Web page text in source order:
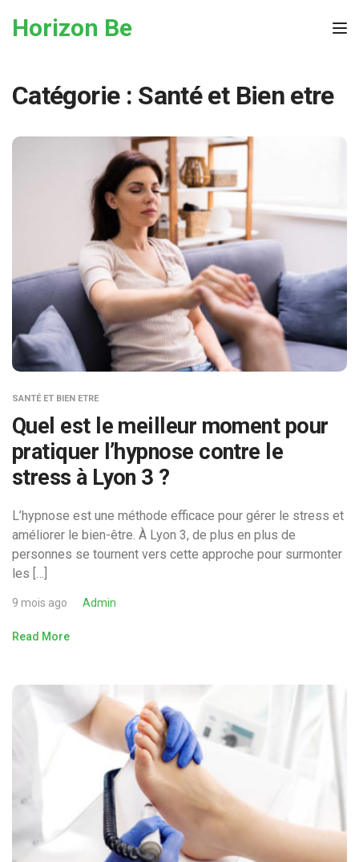
Horizon Be
Catégorie : Santé et Bien etre
SANTÉ ET BIEN ETRE
Quel est le meilleur moment pour
pratiquer l’hypnose contre le
stress à Lyon 3 ?
L’hypnose est une méthode efficace pour gérer le stress et
améliorer le bien-être. À Lyon 3, de plus en plus de
personnes se tournent vers cette approche pour surmonter
les […]
9 mois ago Admin
Read More